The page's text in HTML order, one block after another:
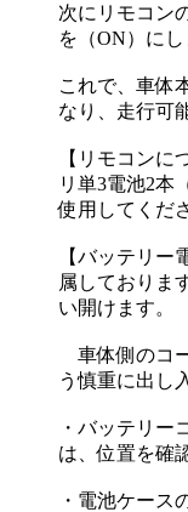
次にリモコン
を（ON）にし
これで、車体
なり、走行可
【リモコン
リ単3電池2本
使用してくだ
【バッテリー
属しておりま
い開けます。
車体側のコ
う慎重に出し
・バッテリー
は、位置を確
・電池ケース